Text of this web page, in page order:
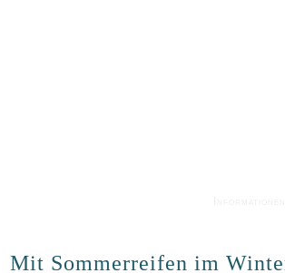
Mit Sommerreifen im